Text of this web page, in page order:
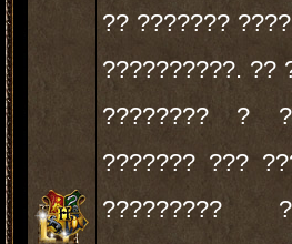
?? ???????
??????????. ??
???????? ?
??????? ???
?????????